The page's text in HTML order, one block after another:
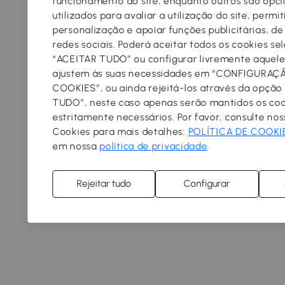
utilizados para avaliar a utilização do site,
personalização e apoiar funções publicitárias,
redes sociais. Poderá aceitar todos os cookies
“ACEITAR TUDO” ou configurar livremente
ajustem às suas necessidades em
COOKIES”, ou ainda rejeitá-los através da opção
TUDO”, neste caso apenas serão mantidos os
estritamente necessários. Por favor, consulte
Cookies para mais detalhes: POLÍTICA DE
em nossapolítica de privacidade.
Rejeitar tudo Configurar